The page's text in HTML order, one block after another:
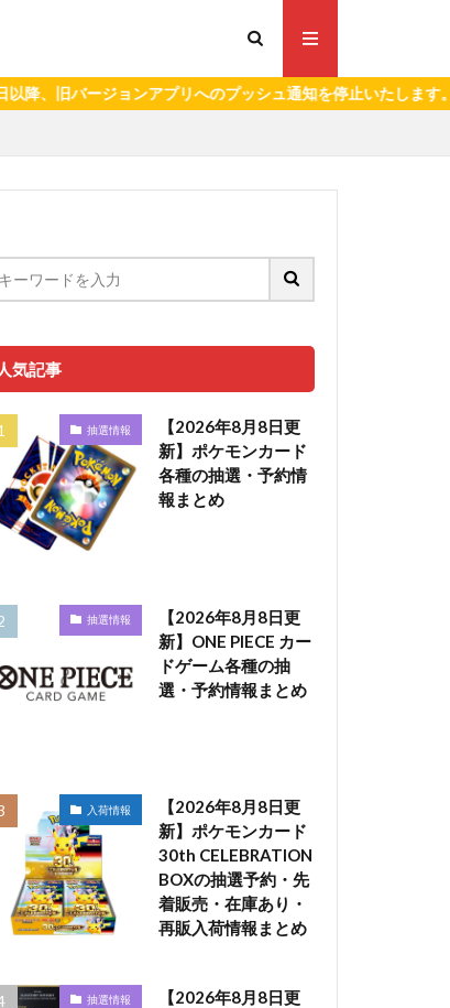
バージョンアプリへのプッシュ通知を停止いたします。）
人気記事
抽選情報
【2026年8月8日更
新】ポケモンカード
各種の抽選・予約情
報まとめ
抽選情報
【2026年8月8日更
新】ONE PIECE カー
ドゲーム各種の抽
選・予約情報まとめ
入荷情報
【2026年8月8日更
新】ポケモンカード
30th CELEBRATION
BOXの抽選予約・先
着販売・在庫あり・
再販入荷情報まとめ
抽選情報
【2026年8月8日更